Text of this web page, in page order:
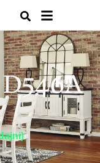
D546A